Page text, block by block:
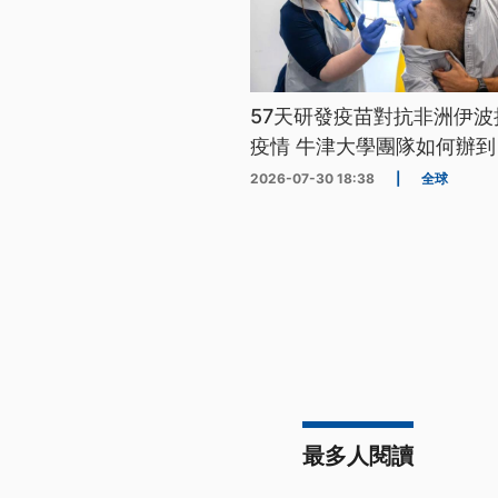
57天研發疫苗對抗非洲伊
疫情 牛津大學團隊如何辦
2026-07-30 18:38 全球
最多人閱讀